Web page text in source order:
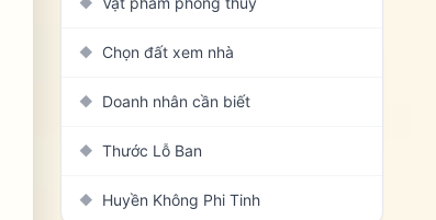
◆ Chọn đất xem nhà
◆ Doanh nhân cần biết
◆ Thước Lỗ Ban
◆ Huyền Không Phi Tinh